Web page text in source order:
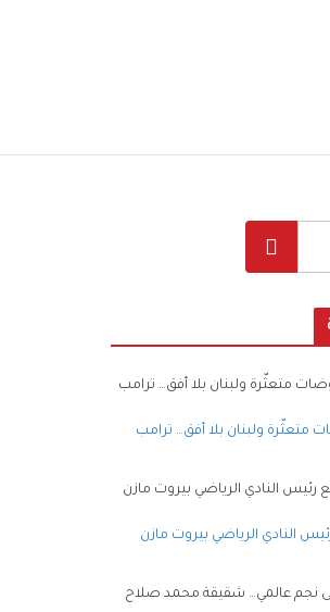
متعثّرة ولبنان بلا أفق… ترامب
النادي الرياضي بيروت مازن